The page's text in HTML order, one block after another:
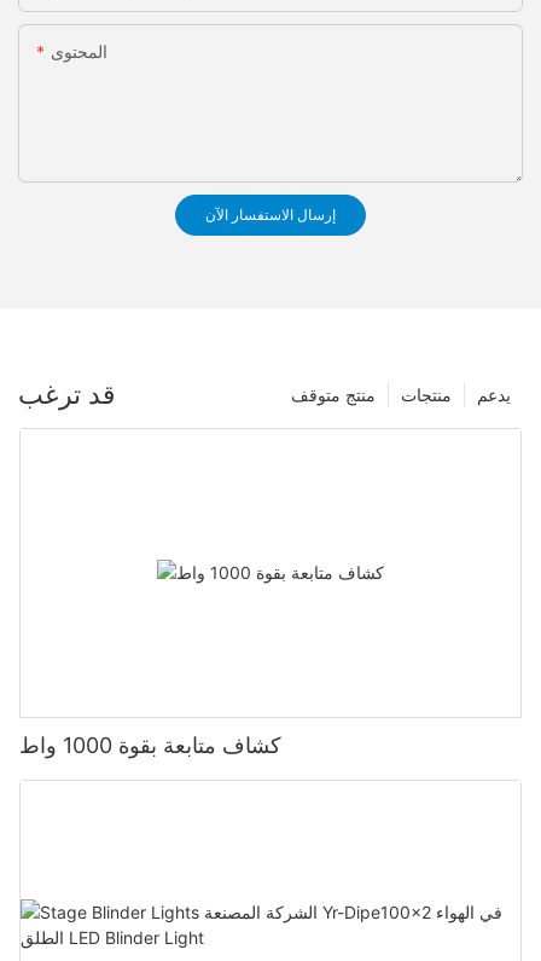
المحتوى
إرسال الاستفسار الآن
قد ترغب يدعم منتجات منتج متوقف
كشاف متابعة بقوة 1000 واط